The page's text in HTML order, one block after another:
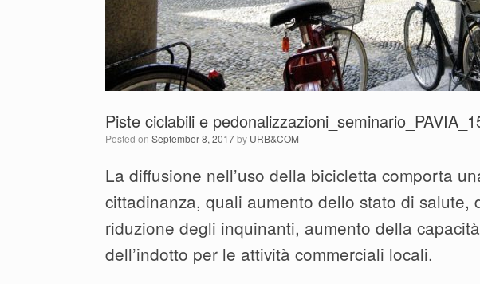
Piste ciclabili e
Posted on September 8, 2017by URB&COM
La diffusione nell’uso della bicicletta comporta
cittadinanza, quali aumento dello stato di salute,
riduzione degli inquinanti, aumento della
dell’indotto per le attività commerciali locali.